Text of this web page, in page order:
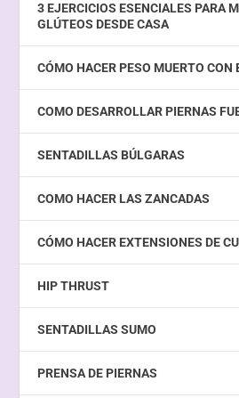
3 EJERCICIOS ESENCIALES PARA
GLÚTEOS DESDE CASA
CÓMO HACER PESO MUERTO CON
COMO DESARROLLAR PIERNAS
SENTADILLAS BÚLGARAS
COMO HACER LAS ZANCADAS
CÓMO HACER EXTENSIONES DE
HIP THRUST
SENTADILLAS SUMO
PRENSA DE PIERNAS